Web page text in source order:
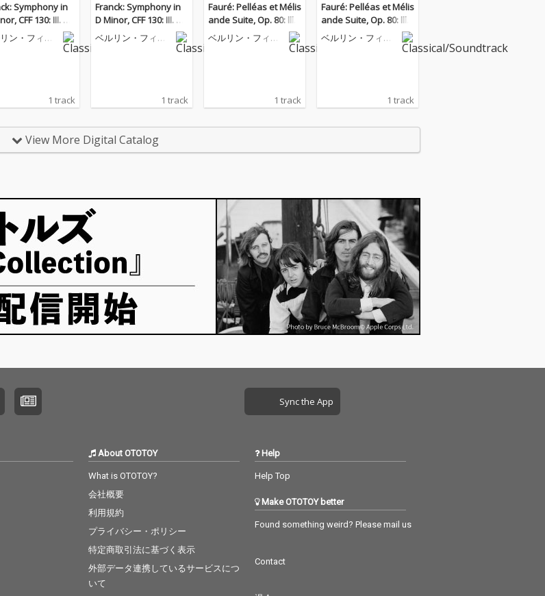
Symphony in
CFF 130: III. All
non troppo
ン・フィル
1 track
Franck: Symphony in
D Minor, CFF 130: III. All
egro non troppo
ベルリン・フィル
1 track
Fauré: Pelléas et Mélis
ande Suite, Op. 80: III.
Sicilienne. Allegretto m
olto moderato
ベルリン・フィル
1 track
Fauré: Pelléas et Mélis
ande Suite, Op. 80: III.
Sicilienne. Allegretto m
olto moderato
ベルリン・フィル
1 track
View More Digital Catalog
Sync the App
About OTOTOY
What is OTOTOY?
会社概要
利用規約
プライバシー・ポリシー
特定商取引法に基づく表示
外部データ連携しているサービスにつ
いて
Help
Help Top
Make OTOTOY better
Found something weird? Please mail us
Contact